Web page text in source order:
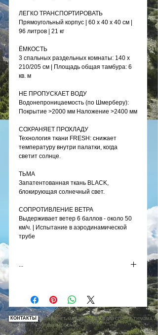
ЛЕГКО ТРАНСПОРТИРОВАТЬ
Прямоугольный корпус | 60 х 40 х 40 см |
96 литров | 21 кг
ЁМКОСТЬ
3 спальных раздельных комнаты: 140 x
210/205 см | Площадь общая тамбура: 6
кв. м
НЕ ПРОПУСКАЕТ ВОДУ
Водонепроницаемость (по Шмерберу):
Покрытие >2000 мм Наложение >2400 мм
СОХРАНЯЕТ ПРОХЛАДУ
Технология ткани FRESH: снижает
температуру внутри палатки, когда
светит солнце.
ТЬМА
Запатентованная ткань BLACK,
блокирующая солнечный свет.
СОПРОТИВЛЕНИЕ ВЕТРА
Выдерживает ветер 6 баллов - около 50
км/ч. | Испытание в аэродинамической
трубе
...
КОНТАКТЫ
© ИНТЕРНЕТ-МАГАЗИН ТОВАРОВ ДЛЯ СПОРТА, ТУРИЗМА,
ОТДЫХА «DECA.by»